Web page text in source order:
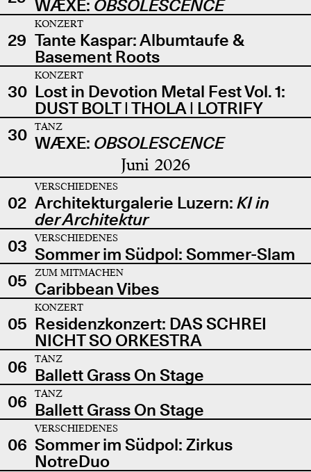
WÆXE: OBSOLESCENCE
29
KONZERT
Tante Kaspar: Albumtaufe &
Basement Roots
30
KONZERT
Lost in Devotion Metal Fest Vol. 1:
DUST BOLT | THOLA | LOTRIFY
30
TANZ
WÆXE: OBSOLESCENCE
Juni 2026
02
VERSCHIEDENES
Architekturgalerie Luzern: KI in
der Architektur
03
VERSCHIEDENES
Sommer im Südpol: Sommer-Slam
05
ZUM MITMACHEN
Caribbean Vibes
05
KONZERT
Residenzkonzert: DAS SCHREI
NICHT SO ORKESTRA
06
TANZ
Ballett Grass On Stage
06
TANZ
Ballett Grass On Stage
06
VERSCHIEDENES
Sommer im Südpol: Zirkus
NotreDuo